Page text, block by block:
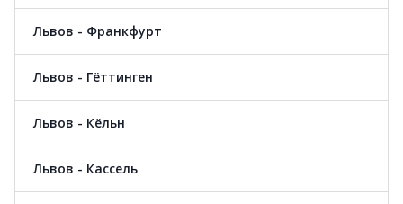
Львов - Франкфурт
Львов - Гёттинген
Львов - Кёльн
Львов - Кассель